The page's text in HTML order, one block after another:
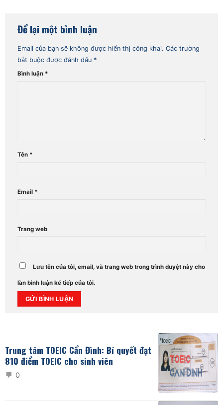
Để lại một bình luận
Email của bạn sẽ không được hiển thị công khai. Các trường
bắt buộc được đánh dấu *
Bình luận *
Tên *
Email *
Trang web
Lưu tên của tôi, email, và trang web trong trình duyệt này cho
lần bình luận kế tiếp của tôi.
Trung tâm TOEIC Cẩn Đình: Bí quyết đạt
810 điểm TOEIC cho sinh viên
0